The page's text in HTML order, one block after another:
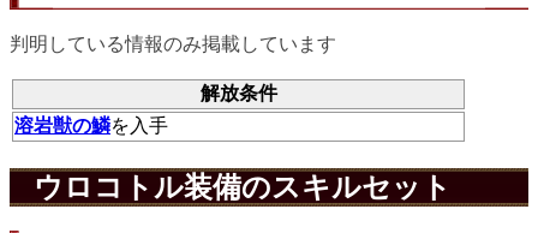
判明している情報のみ掲載しています
解放条件
溶岩獣の鱗を入手
ウロコトル装備のスキルセット